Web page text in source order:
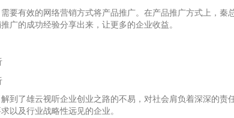
要有效的网络营销方式将产品推广。在产品推广方式上，秦
广的成功经验分享出来，让更多的企业收益。
到了雄云视听企业创业之路的不易，对社会肩负着深深的责
以及行业战略性远见的企业。